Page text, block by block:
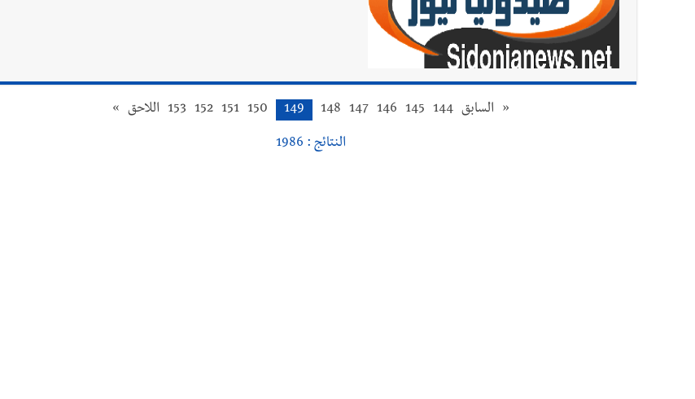
« السابق 144
145
146
147
148
149
150
151
152
153 اللاحق »
النتائج : 1986